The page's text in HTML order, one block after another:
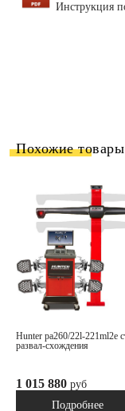
Инструкция
Похожие
hunter pa260/22l-221ml2e стенд
развал-схождения
1 015 880 руб
Под заказ
Подробнее